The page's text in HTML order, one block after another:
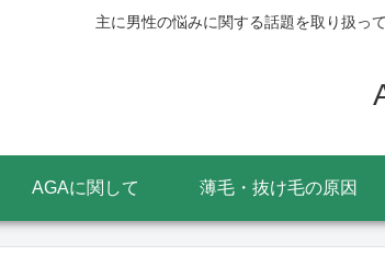
主に男性の悩みに関する話題を取り扱っ
AGAに関して 薄毛・抜け毛の原因